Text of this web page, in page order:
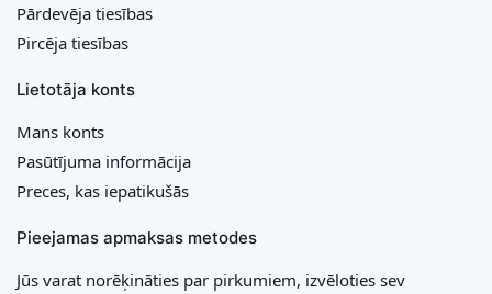
Pārdevēja tiesības
Pircēja tiesības
Lietotāja konts
Mans konts
Pasūtījuma informācija
Preces, kas iepatikušās
Pieejamas apmaksas metodes
Jūs varat norēķināties par pirkumiem, izvēloties sev